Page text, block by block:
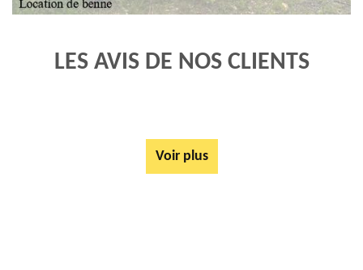
LES AVIS DE NOS CLIENTS
Voir plus